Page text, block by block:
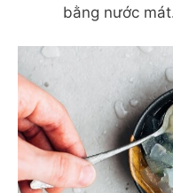
bằng nước